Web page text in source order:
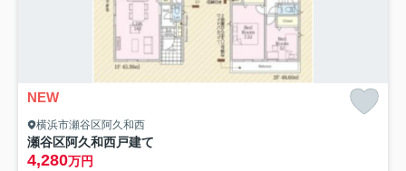
NEW
横浜市瀬谷区阿久和西
瀬谷区阿久和西戸建て
4,280万円